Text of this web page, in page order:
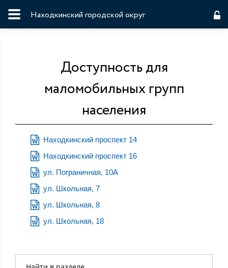
Находкинский городской округ
Доступность для
маломобильных групп
населения
Находкинский проспект 14
Находкинский проспект 16
ул. Пограничная, 10А
ул. Школьная, 7
ул. Школьная, 8
ул. Школьная, 18